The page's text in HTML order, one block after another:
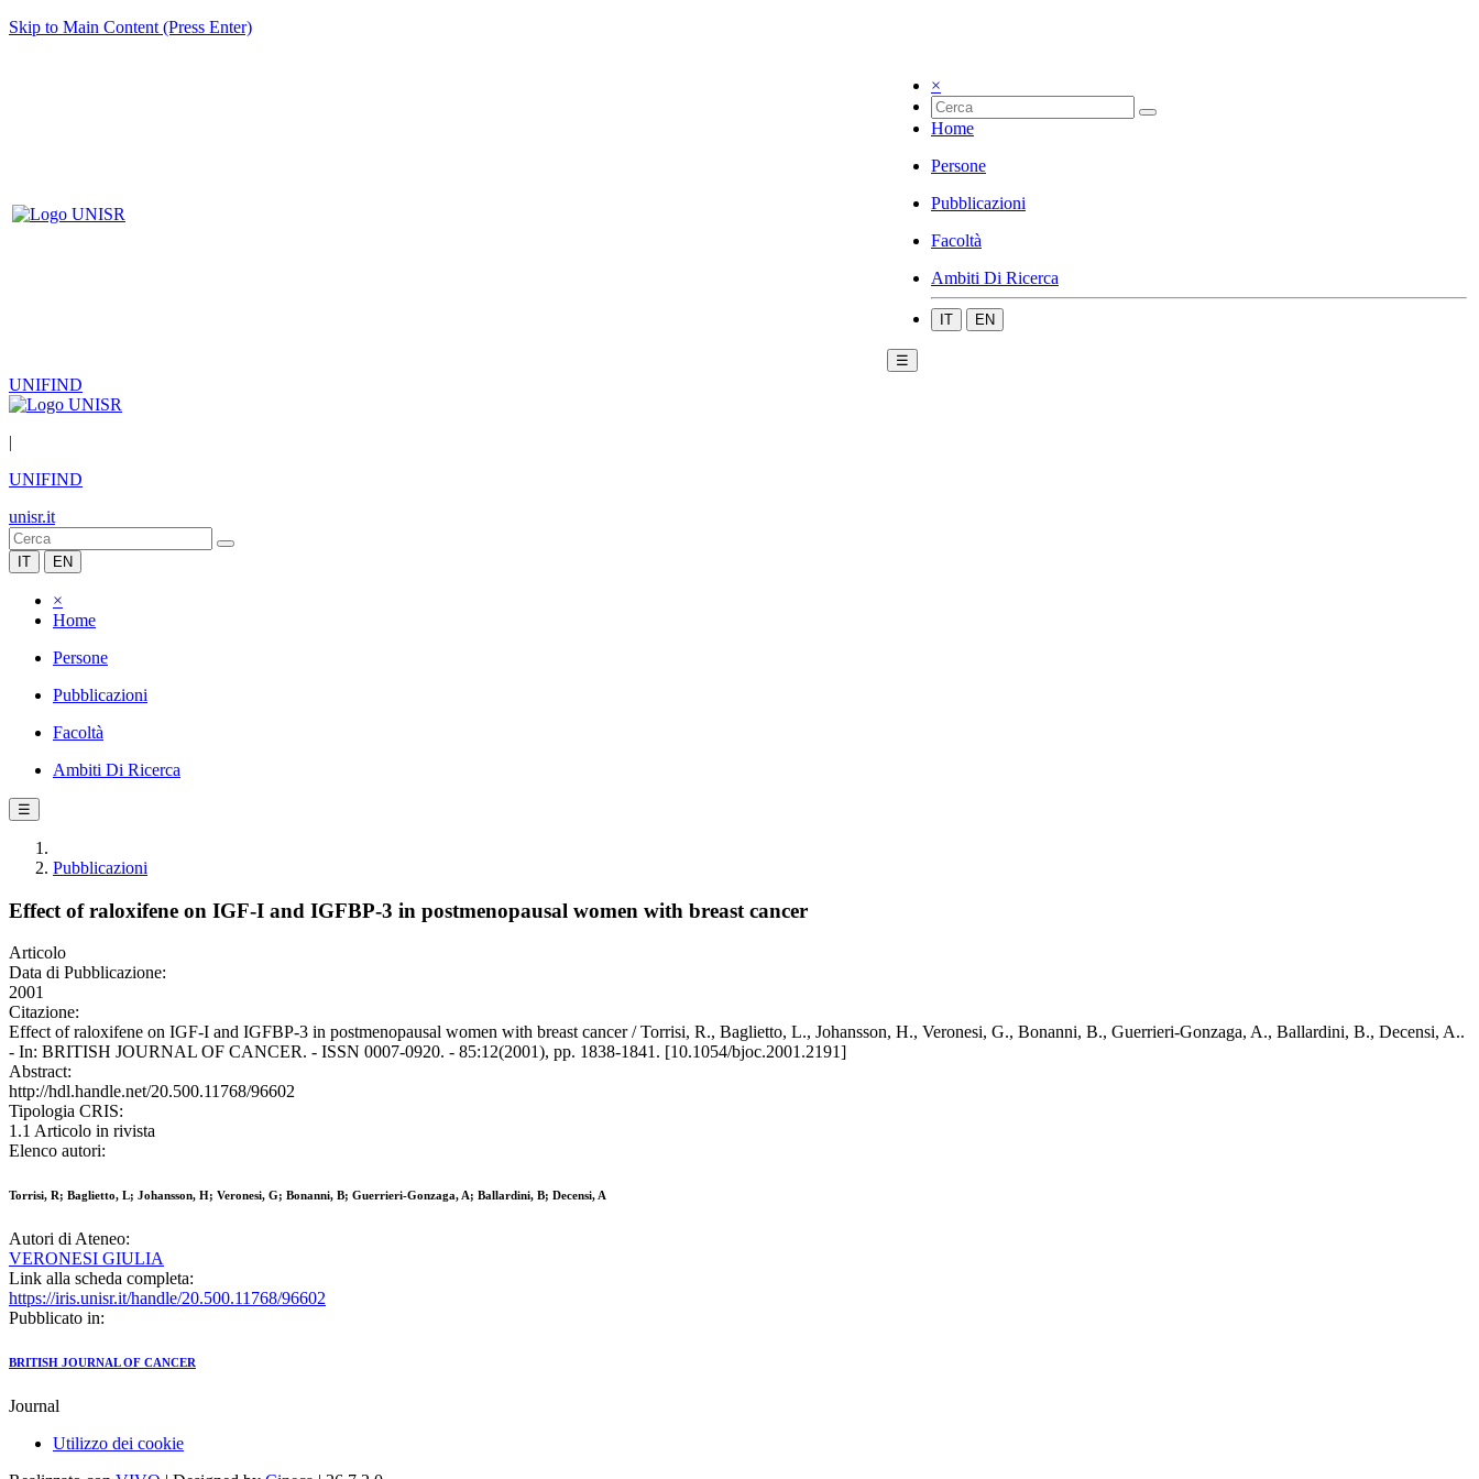
Skip to Main Content (Press Enter)
×
Home
Persone
Pubblicazioni
Facoltà
Ambiti Di Ricerca
IT EN
☰
UNIFIND
|
UNIFIND
unisr.it
IT EN
×
Home
Persone
Pubblicazioni
Facoltà
Ambiti Di Ricerca
☰
Pubblicazioni
Effect of raloxifene on IGF-I and IGFBP-3 in postmenopausal women with breast cancer
Articolo
Data di Pubblicazione:
2001
Citazione:
Effect of raloxifene on IGF-I and IGFBP-3 in postmenopausal women with breast cancer / Torrisi, R., Baglietto, L., Johansson, H., Veronesi, G., Bonanni, B., Guerrieri-Gonzaga, A., Ballardini, B., Decensi, A..
- In: BRITISH JOURNAL OF CANCER. - ISSN 0007-0920. - 85:12(2001), pp. 1838-1841. [10.1054/bjoc.2001.2191]
Abstract:
http://hdl.handle.net/20.500.11768/96602
Tipologia CRIS:
1.1 Articolo in rivista
Elenco autori:
Torrisi, R; Baglietto, L; Johansson, H; Veronesi, G; Bonanni, B; Guerrieri-Gonzaga, A; Ballardini, B; Decensi, A
Autori di Ateneo:
VERONESI GIULIA
Link alla scheda completa:
https://iris.unisr.it/handle/20.500.11768/96602
Pubblicato in:
BRITISH JOURNAL OF CANCER
Journal
Utilizzo dei cookie